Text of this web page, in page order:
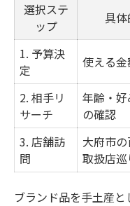
選択ステ
ップ
具
1. 予算決
定
使える
2. 相手リ
サーチ
年齢・
の確認
3. 店舗訪
問
大府市の
取扱店巡
ブランド品を手土産